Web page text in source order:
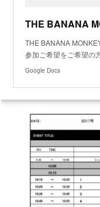
THE BANANA
THE BANANA
参加ご希望をご希望の
Google Docs